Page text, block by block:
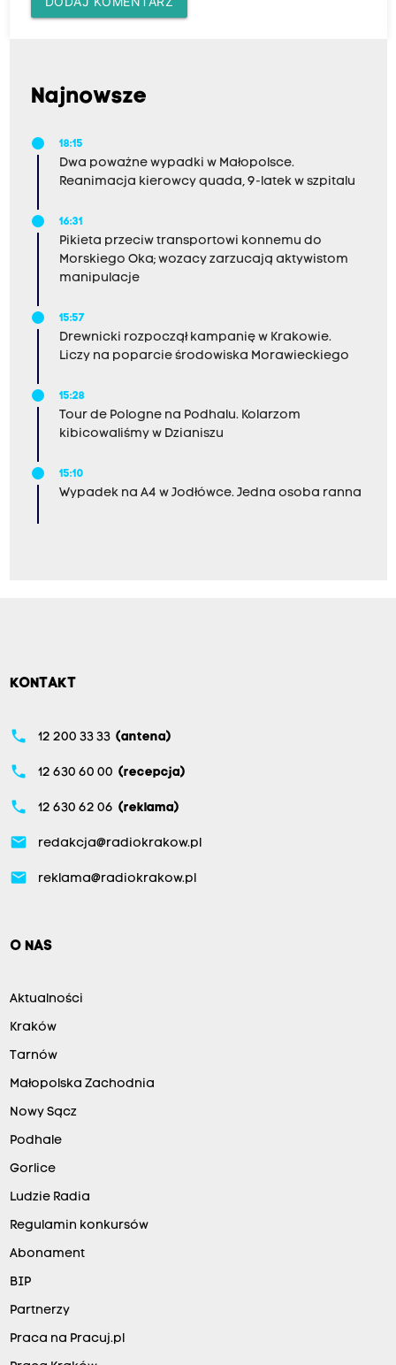
Najnowsze
18:15
Dwa poważne wypadki w Małopolsce.
Reanimacja kierowcy quada, 9-latek w szpitalu
16:31
Pikieta przeciw transportowi konnemu do
Morskiego Oka; wozacy zarzucają aktywistom
manipulacje
15:57
Drewnicki rozpoczął kampanię w Krakowie.
Liczy na poparcie środowiska Morawieckiego
15:28
Tour de Pologne na Podhalu. Kolarzom
kibicowaliśmy w Dzianiszu
15:10
Wypadek na A4 w Jodłówce. Jedna osoba ranna
KONTAKT
phone 12 200 33 33 (antena)
phone 12 630 60 00 (recepcja)
phone 12 630 62 06 (reklama)
email redakcja@radiokrakow.pl
email reklama@radiokrakow.pl
O NAS
Aktualności
Kraków
Tarnów
Małopolska Zachodnia
Nowy Sącz
Podhale
Gorlice
Ludzie Radia
Regulamin konkursów
Abonament
BIP
Partnerzy
Praca na Pracuj.pl